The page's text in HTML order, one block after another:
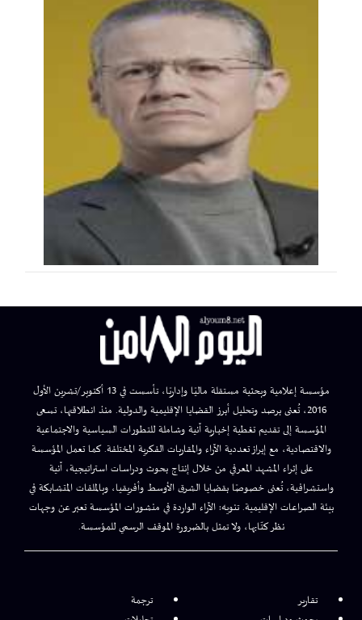
مؤسسة إعلامية وبحثية مستقلة ماليًا وإداريًا، تأسست في 13 أكتوبر/تشرين الأول
2016، تُعنى برصد وتحليل أبرز القضايا الإقليمية والدولية. منذ انطلاقتها، تسعى
المؤسسة إلى تقديم تغطية إخبارية آنية وشاملة للتطورات السياسية والاجتماعية
والاقتصادية، مع إبراز تعددية الآراء والمقاربات الفكرية المختلفة. كما تعمل المؤسسة
على إثراء المشهد المعرفي من خلال إنتاج بحوث ودراسات استراتيجية، آنية
واستشرافية، تُعنى خصوصًا بقضايا الشرق الأوسط وأفريقيا، وبالملفات المتشابكة في
بيئة الصراعات الإقليمية. تنويه: الآراء الواردة في منشورات المؤسسة تعبر عن وجهات
نظر كتّابها، ولا تمثل بالضرورة الموقف الرسمي للمؤسسة.
تقارير
ترجمة